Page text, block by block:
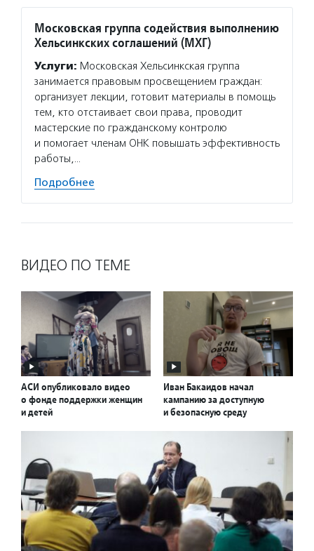
Московская группа содействия выполнению
Хельсинкских соглашений (МХГ)
Услуги: Московская Хельсинкская группа
занимается правовым просвещением граждан:
организует лекции, готовит материалы в помощь
тем, кто отстаивает свои права, проводит
мастерские по гражданскому контролю
и помогает членам ОНК повышать эффективность
работы,…
Подробнее
ВИДЕО ПО ТЕМЕ
АСИ опубликовало видео
о фонде поддержки женщин
и детей
Иван Бакаидов начал
кампанию за доступную
и безопасную среду